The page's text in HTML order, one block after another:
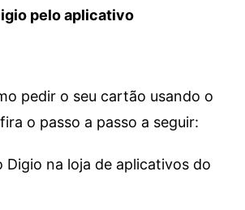
pelo aplicativo
pedir o seu cartão usando o
o passo a passo a seguir:
Digio na loja de aplicativos do